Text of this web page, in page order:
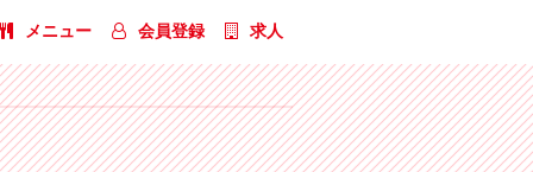
メニュー 会員登録 求人